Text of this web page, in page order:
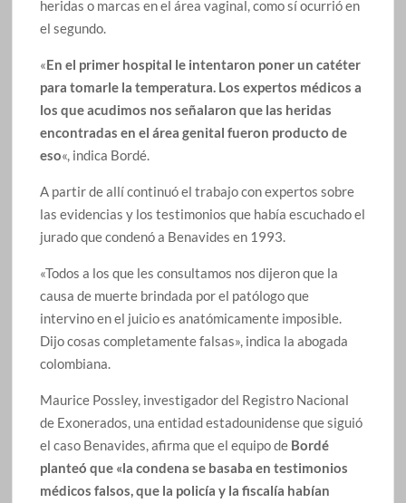
heridas o marcas en el área vaginal, como sí ocurrió en
el segundo.
«En el primer hospital le intentaron poner un catéter
para tomarle la temperatura. Los expertos médicos a
los que acudimos nos señalaron que las heridas
encontradas en el área genital fueron producto de
eso«, indica Bordé.
A partir de allí continuó el trabajo con expertos sobre
las evidencias y los testimonios que había escuchado el
jurado que condenó a Benavides en 1993.
«Todos a los que les consultamos nos dijeron que la
causa de muerte brindada por el patólogo que
intervino en el juicio es anatómicamente imposible.
Dijo cosas completamente falsas», indica la abogada
colombiana.
Maurice Possley, investigador del Registro Nacional
de Exonerados, una entidad estadounidense que siguió
el caso Benavides, afirma que el equipo de Bordé
planteó que «la condena se basaba en testimonios
médicos falsos, que la policía y la fiscalía habían